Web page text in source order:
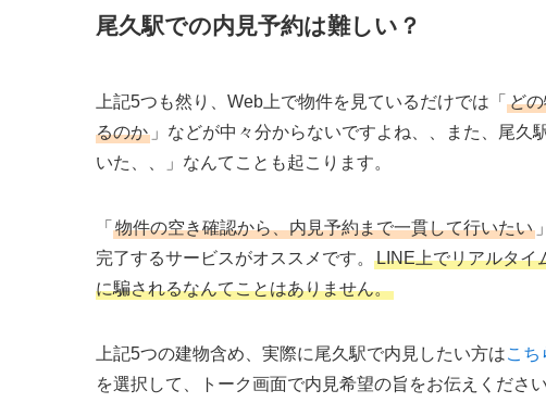
尾久駅での内見予約は難しい？
上記5つも然り、Web上で物件を見ているだけでは「 ど
るのか 」などが中々分からないですよね、、また、尾
いた、、」なんてことも起こります。
「 物件の空き確認から、内見予約まで一貫して行いたい
完了するサービスがオススメです。
LINE上でリアルタイ
に騙されるなんてことはありません。
上記5つの建物含め、実際に尾久駅で内見したい方はこち
を選択して、トーク画面で内見希望の旨をお伝えください